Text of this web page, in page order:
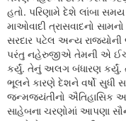
હતો. પરિણામે દેશે લાંબા
માઓવાદી ત્રાસવાદનો
સરદાર પટેલ અન્ય રાજ્યોની
પરંતુ નહેરુજીએ તેમની એ
કર્યું. તેનું અલગ બંધારણ
ભૂલને કારણે દેશને વર્ષો સુધી
જન્મજયંતીનો ઐતિહાસિક
સાહેબના ચરણોમાં આપણા